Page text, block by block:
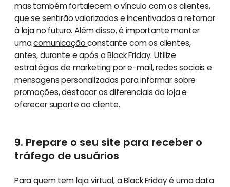
mas também fortalecem o vínculo com os clientes,
que se sentirão valorizados e incentivados a retornar
à loja no futuro. Além disso, é importante manter
umacomunicaçãoconstante com os clientes,
antes, durante e após a Black Friday. Utilize
estratégias de marketing por e-mail, redes sociais e
mensagens personalizadas para informar sobre
promoções, destacar os diferenciais da loja e
oferecer suporte ao cliente.
9. Prepare o seu site para receber o
tráfego de usuários
Para quem temloja virtual, a Black Friday é uma data